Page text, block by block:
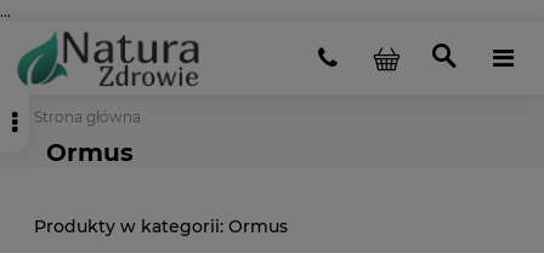
...
Strona główna
Ormus
Ormus